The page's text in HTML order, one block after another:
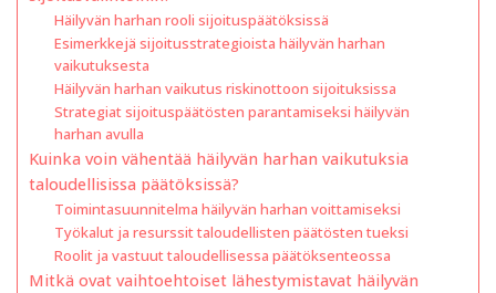
Häilyvän harhan rooli sijoituspäätöksissä
Esimerkkejä sijoitusstrategioista häilyvän harhan
vaikutuksesta
Häilyvän harhan vaikutus riskinottoon sijoituksissa
Strategiat sijoituspäätösten parantamiseksi häilyvän
harhan avulla
Kuinka voin vähentää häilyvän harhan vaikutuksia
taloudellisissa päätöksissä?
Toimintasuunnitelma häilyvän harhan voittamiseksi
Työkalut ja resurssit taloudellisten päätösten tueksi
Roolit ja vastuut taloudellisessa päätöksenteossa
Mitkä ovat vaihtoehtoiset lähestymistavat häilyvän